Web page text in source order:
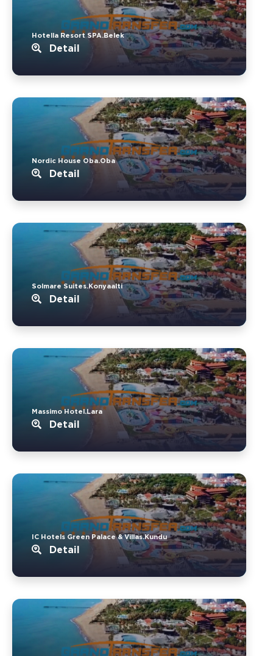
Hotella Resort SPA.Belek
Detail
Nordic House Oba.Oba
Detail
Solmare Suites.Konyaalti
Detail
Massimo Hotel.Lara
Detail
IC Hotels Green Palace & Villas.Kundu
Detail